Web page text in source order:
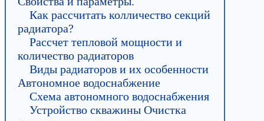
Как рассчитать колличество секций
радиатора?
Рассчет тепловой мощности и
количество радиаторов
Виды радиаторов и их особенности
Автономное водоснабжение
Схема автономного водоснабжения
Устройство скважины Очистка